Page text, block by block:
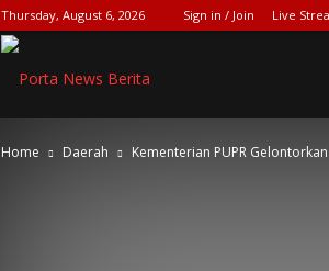
Thursday, August 6, 2026 Sign in / Join Live
NEWS[DOT]COM
Home Daerah Kementerian PUPR